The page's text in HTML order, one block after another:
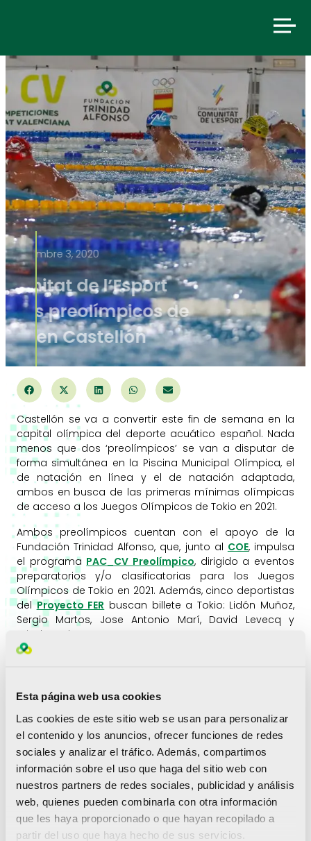
Esta página web usa cookies
Las cookies de este sitio web se usan para personalizar
el contenido y los anuncios, ofrecer funciones de redes
sociales y analizar el tráfico. Además, compartimos
información sobre el uso que haga del sitio web con
nuestros partners de redes sociales, publicidad y análisis
web, quienes pueden combinarla con otra información
que les haya proporcionado o que hayan recopilado a
partir del uso que haya hecho de sus servicios.
diciembre 3, 2020
La Comunitat de l’Esport
acoge dos preolímpicos de
natación en Castellón
Castellón se va a convertir este fin de semana en la
capital olímpica del deporte acuático español. Nada
menos que dos ‘preolímpicos’ se van a disputar de
forma simultánea en la Piscina Municipal Olímpica, el
de natación en línea y el de natación adaptada,
ambos en busca de las primeras mínimas olímpicas
de acceso a los Juegos Olímpicos de Tokio en 2021.
Ambos preolímpicos cuentan con el apoyo de la
Fundación Trinidad Alfonso, que, junto al COE, impulsa
el programa PAC_CV Preolímpico, dirigido a eventos
preparatorios y/o clasificatorias para los Juegos
Olímpicos de Tokio en 2021. Además, cinco deportistas
delProyecto FER buscan billete a Tokio: Lidón Muñoz,
Sergio Martos, Jose Antonio Marí, David Levecq y
Ariadna Edo
Un campeonato organizado por el
colaboración principal del Excmo. Ayuntamiento de
Castellón, dueño de la sede acuática, y de la
Comunitat Valenciana, Diputació de Castelló y
Federación de Natación Comunidad Valenciana; junto
al COE y la Fundación Trinidad Alfonso.
Los eventos serán producido y emitido en directo
desde la ventana de Teledeporte de RTVE, una apuesta
decidida por eventos de carácter preolímpico en dos
jornadas de retransmisión: Eliminatorias por las
mañanas (desde las 09,30h) y Finales por las tardes